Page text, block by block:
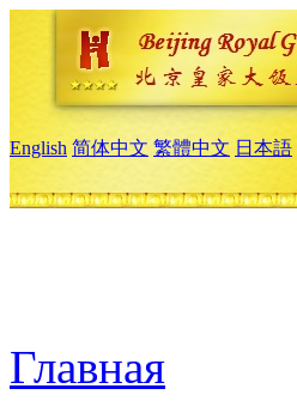
English 简体中文 繁體中文 日本語
Главная